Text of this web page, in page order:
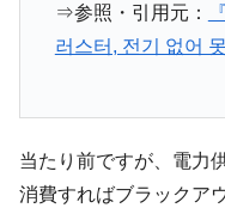
日(水)もサイドカー・
発動！
日本の誇る海
塊！
⇒参照・引用元：
러스터, 전기 없어
当たり前ですが、電力
消費すればブラックア